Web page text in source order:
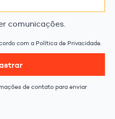
comunicações.
com a Política de Privacidade.
de contato para enviar